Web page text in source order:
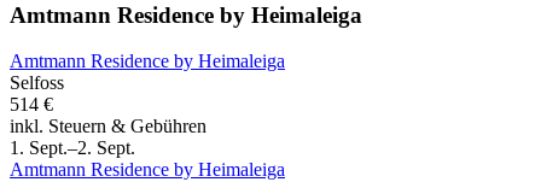
Amtmann Residence by Heimaleiga
Amtmann Residence by Heimaleiga
Selfoss
514 €
inkl. Steuern & Gebühren
1. Sept.–2. Sept.
Amtmann Residence by Heimaleiga